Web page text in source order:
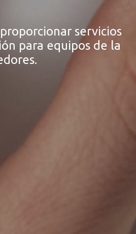
servicios
para equipos de la